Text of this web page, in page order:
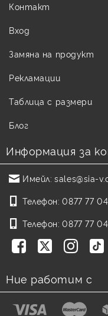
Контакт
Вход
Замяна на продукт
Рекламации
Таблица с размери
Блог
Информация за
Имейл: sales@sia-
Телефон: 0877 77
Телефон: 0877 77
Ние работим с